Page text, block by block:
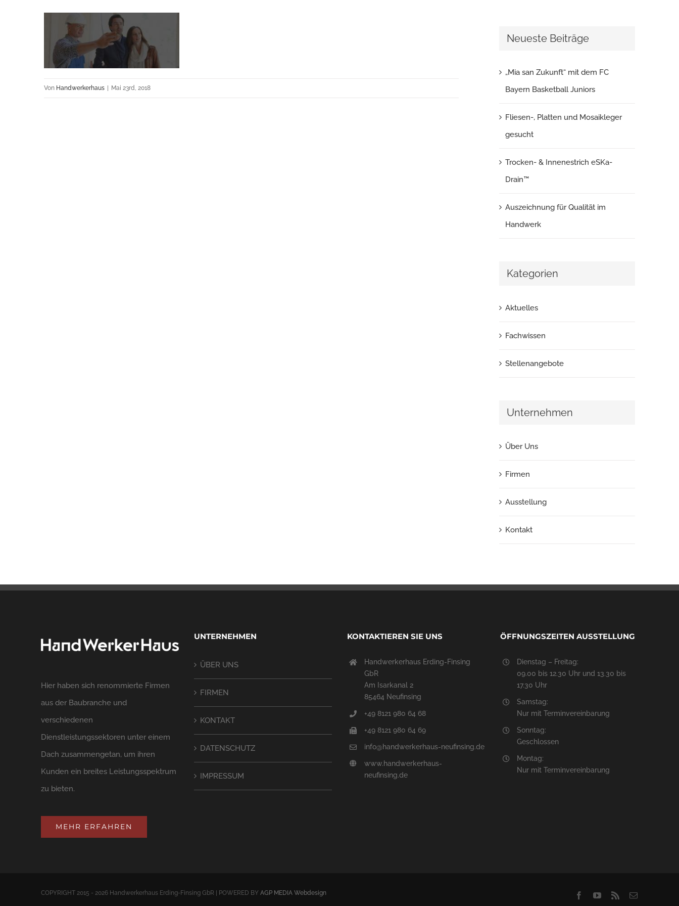
Von Handwerkerhaus | Mai 23rd, 2018
Neueste Beiträge
„Mia san Zukunft“ mit dem FC
Bayern Basketball Juniors
Fliesen-, Platten und Mosaikleger
gesucht
Trocken- & Innenestrich eSKa-
Drain™
Auszeichnung für Qualität im
Handwerk
Kategorien
Aktuelles
Fachwissen
Stellenangebote
Unternehmen
Über Uns
Firmen
Ausstellung
Kontakt
Hier haben sich renommierte Firmen
aus der Baubranche und
verschiedenen
Dienstleistungssektoren unter einem
Dach zusammengetan, um ihren
Kunden ein breites Leistungsspektrum
zu bieten.
MEHR ERFAHREN
UNTERNEHMEN
ÜBER UNS
FIRMEN
KONTAKT
DATENSCHUTZ
IMPRESSUM
KONTAKTIEREN SIE UNS
Handwerkerhaus Erding-Finsing
GbR
Am Isarkanal 2
85464 Neufinsing
+49 8121 980 64 68
+49 8121 980 64 69
info@handwerkerhaus-neufinsing.de
www.handwerkerhaus-
neufinsing.de
ÖFFNUNGSZEITEN AUSSTELLUNG
Dienstag – Freitag:
09.00 bis 12.30 Uhr und 13.30 bis
17.30 Uhr
Samstag:
Nur mit Terminvereinbarung
Sonntag:
Geschlossen
Montag:
Nur mit Terminvereinbarung
COPYRIGHT 2015 - 2026 Handwerkerhaus Erding-Finsing GbR | POWERED BYAGP MEDIA Webdesign FacebookYouTube
Rss
E-